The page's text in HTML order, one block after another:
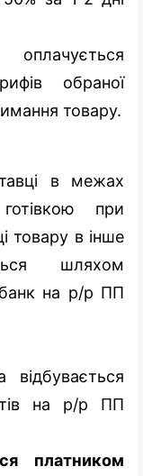
обраної
товару.
в межах
при
товару в інше
шляхом
банк на р/р ПП
на р/р ПП
платником